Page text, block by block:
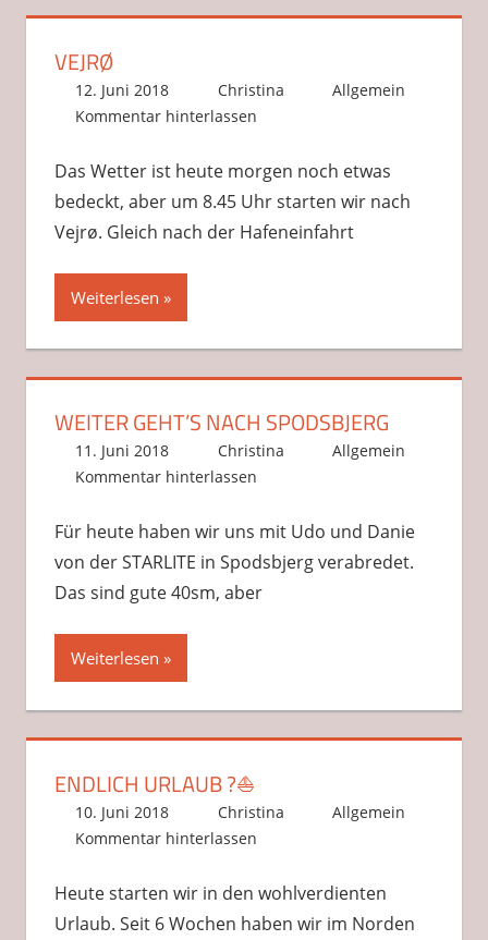
VEJRØ
12. Juni 2018 Christina
Allgemein
Kommentar hinterlassen
Das Wetter ist heute morgen noch etwas
bedeckt, aber um 8.45 Uhr starten wir nach
Vejrø. Gleich nach der Hafeneinfahrt
Weiterlesen
WEITER GEHT’S NACH SPODSBJERG
11. Juni 2018 Christina
Allgemein
Kommentar hinterlassen
Für heute haben wir uns mit Udo und Danie
von der STARLITE in Spodsbjerg verabredet.
Das sind gute 40sm, aber
Weiterlesen
ENDLICH URLAUB ?⛵️
10. Juni 2018 Christina
Allgemein
Kommentar hinterlassen
Heute starten wir in den wohlverdienten
Urlaub. Seit 6 Wochen haben wir im Norden